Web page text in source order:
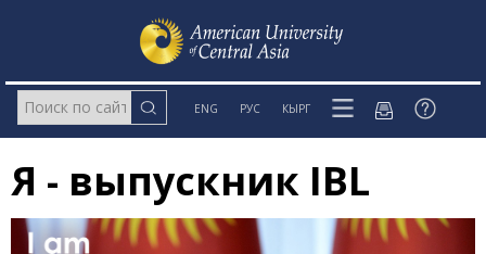
ENG РУС КЫРГ
Я - выпускник IBL